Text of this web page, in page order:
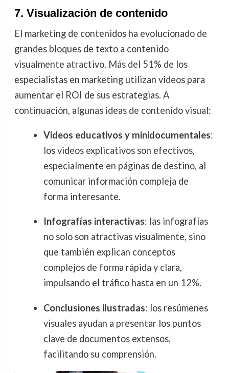
7. Visualización de contenido
El marketing de contenidos ha evolucionado de
grandes bloques de texto a contenido
visualmente atractivo. Más del 51% de los
especialistas en marketing utilizan videos para
aumentar el ROI de sus estrategias. A
continuación, algunas ideas de contenido visual:
Videos educativos y minidocumentales:
los videos explicativos son efectivos,
especialmente en páginas de destino, al
comunicar información compleja de
forma interesante.
Infografías interactivas: las infografías
no solo son atractivas visualmente, sino
que también explican conceptos
complejos de forma rápida y clara,
impulsando el tráfico hasta en un 12%.
Conclusiones ilustradas: los resúmenes
visuales ayudan a presentar los puntos
clave de documentos extensos,
facilitando su comprensión.